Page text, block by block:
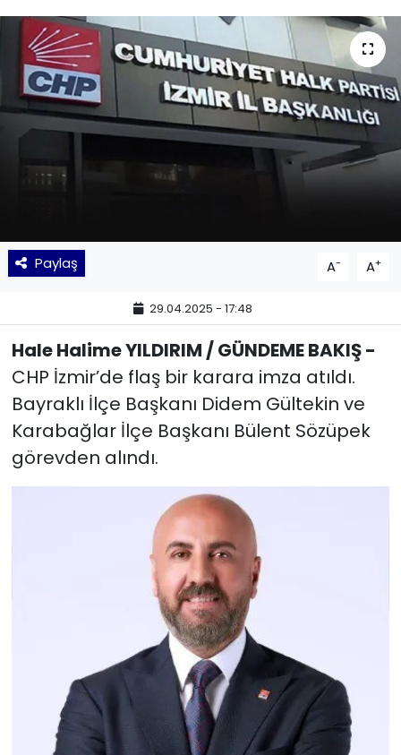
Paylaş A- A+
29.04.2025 - 17:48
Hale Halime YILDIRIM / GÜNDEME BAKIŞ -
CHP İzmir’de flaş bir karara imza atıldı.
Bayraklı İlçe Başkanı Didem Gültekin ve
Karabağlar İlçe Başkanı Bülent Sözüpek
görevden alındı.
KÜLTÜR SANAT
MAGAZİN
POLİTİKA
SAĞLIK
SPOR
TEKNOLOJİ
Yaşam
YEREL POLİTİKA
YEREL YÖNETİMLER
Yurt